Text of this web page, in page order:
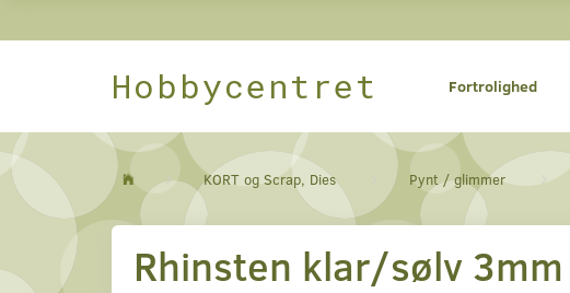
Hobbycentret Fortrolighed
KORT og Scrap, Dies Pynt / glimmer
Rhinsten klar/sølv 3mm